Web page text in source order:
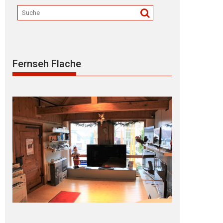
Fernseh Flache